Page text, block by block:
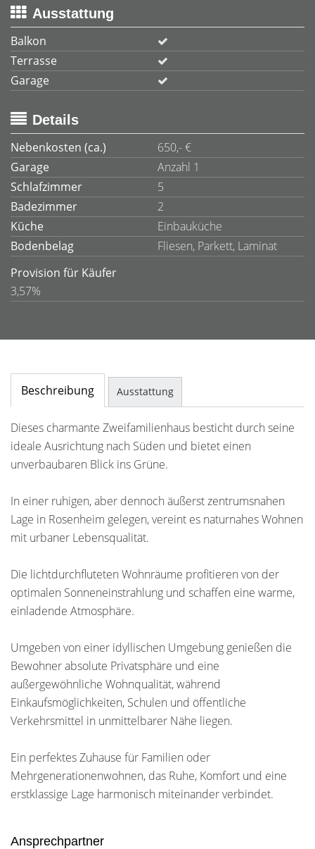
Ausstattung
Balkon
Terrasse
Garage
Details
Nebenkosten (ca.)
650,- €
Garage
Anzahl 1
Schlafzimmer
5
Badezimmer
2
Küche
Einbauküche
Bodenbelag
Fliesen, Parkett, Laminat
Provision für Käufer
3,57%
Beschreibung Ausstattung
Dieses charmante Zweifamilienhaus besticht durch seine
ideale Ausrichtung nach Süden und bietet einen
unverbaubaren Blick ins Grüne.
In einer ruhigen, aber dennoch äußerst zentrumsnahen
Lage in Rosenheim gelegen, vereint es naturnahes Wohnen
mit urbaner Lebensqualität.
Die lichtdurchfluteten Wohnräume profitieren von der
optimalen Sonneneinstrahlung und schaffen eine warme,
einladende Atmosphäre.
Umgeben von einer idyllischen Umgebung genießen die
Bewohner absolute Privatsphäre und eine
außergewöhnliche Wohnqualität, während
Einkaufsmöglichkeiten, Schulen und öffentliche
Verkehrsmittel in unmittelbarer Nähe liegen.
Ein perfektes Zuhause für Familien oder
Mehrgenerationenwohnen, das Ruhe, Komfort und eine
erstklassige Lage harmonisch miteinander verbindet.
Ansprechpartner